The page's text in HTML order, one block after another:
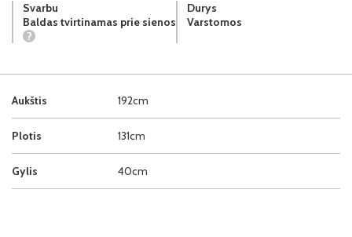
Aukštis 192cm
Plotis 131cm
Gylis 40cm
Svarbu
Baldas tvirtinamas prie sienos
?
Durys
Varstomos